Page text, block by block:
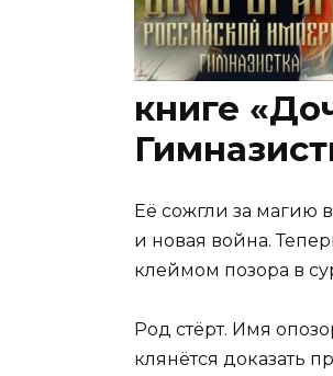
книге
Её сожгли за магию
и новая война.
клеймом позора в
Род стёрт. Имя
клянётся доказать